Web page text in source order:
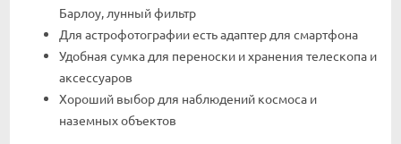
Барлоу, лунный фильтр
Для астрофотографии есть адаптер для смартфона
Удобная сумка для переноски и хранения телескопа и
аксессуаров
Хороший выбор для наблюдений космоса и
наземных объектов